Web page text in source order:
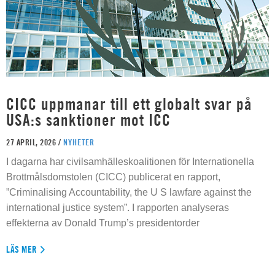
CICC uppmanar till ett globalt svar på
USA:s sanktioner mot ICC
27 APRIL, 2026 / NYHETER
I dagarna har civilsamhälleskoalitionen för Internationella
Brottmålsdomstolen (CICC) publicerat en rapport,
”Criminalising Accountability, the U S lawfare against the
international justice system”. I rapporten analyseras
effekterna av Donald Trump’s presidentorder
LÄS MER